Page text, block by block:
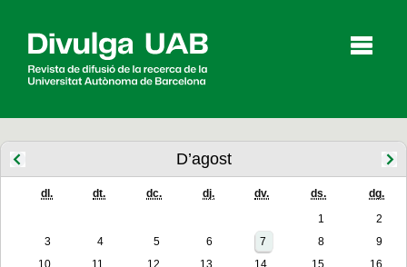
Articles Entrevistes Vídeos
D’agost
dl. dt. dc. dj. dv. ds. dg.
1
2
3
4 5 6 7 8
9
10
11 12 13 14 15
16